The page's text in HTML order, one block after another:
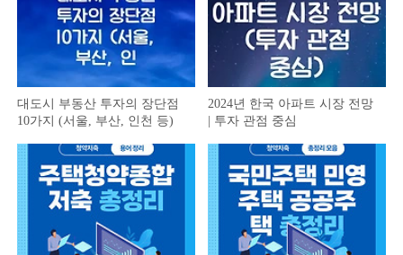
대도시 부동산 투자의 장단점
10가지 (서울, 부산, 인천 등)
2024년 한국 아파트 시장 전망
| 투자 관점 중심